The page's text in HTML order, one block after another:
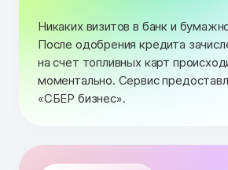
Никаких визитов в банк и
После одобрения кредита
на счет топливных карт
моментально. Сервис
«СБЕР бизнес».